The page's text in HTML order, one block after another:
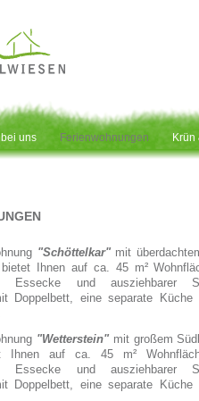
uns Ferienwohnungen Krün
"Schöttelkar"mit
Ihnen auf ca. 45 m²
Essecke und ausziehbarer
Doppelbett, eine separate
"Wetterstein"mit großem
Ihnen auf ca. 45 m²
Essecke und ausziehbarer
Doppelbett, eine separate